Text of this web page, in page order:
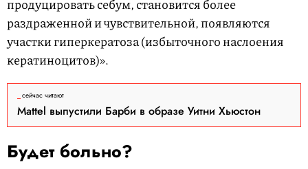
продуцировать себум, становится более
раздраженной и чувствительной, появляются
участки гиперкератоза (избыточного наслоения
кератиноцитов)».
сейчас читают
Mattel выпустили Барби в образе Уитни Хьюстон
Будет больно?